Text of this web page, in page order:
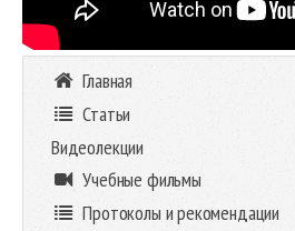
Главная
Статьи
Видеолекции
Учебные фильмы
Протоколы и рекомендации